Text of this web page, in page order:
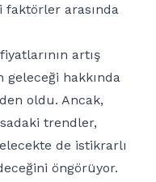
faktörler arasında
artış
geleceği hakkında
oldu. Ancak,
trendler,
de istikrarlı
öngörüyor.